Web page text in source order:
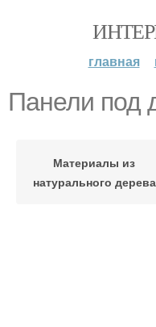
главная
Панели под
Материалы из
натурального дерева